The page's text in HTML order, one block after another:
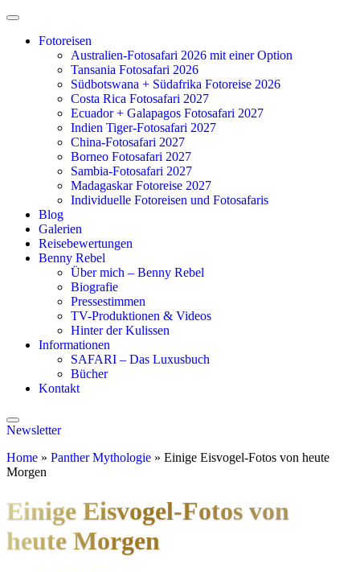
Zum
springenFotoreisen
Australien-Fotosafari 2026 mit einer Option
Tansania Fotosafari 2026
Südbotswana + Südafrika Fotoreise 2026
Costa Rica Fotosafari 2027
Ecuador + Galapagos Fotosafari 2027
Indien Tiger-Fotosafari 2027
China-Fotosafari 2027
Borneo Fotosafari 2027
Sambia-Fotosafari 2027
Madagaskar Fotoreise 2027
Individuelle Fotoreisen und Fotosafaris
Blog
Galerien
Reisebewertungen
Benny Rebel
Über mich – Benny Rebel
Biografie
Pressestimmen
TV-Produktionen & Videos
Hinter der Kulissen
Informationen
SAFARI – Das Luxusbuch
Bücher
Kontakt
Newsletter
Home » Panther Mythologie » Einige Eisvogel-Fotos von heute
Morgen
Einige Eisvogel-Fotos von
heute Morgen